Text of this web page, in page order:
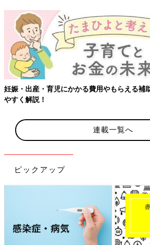
妊娠・出産・育児にかかる費用やもらえる補
やすく解説！
連載一覧へ
ピックアップ